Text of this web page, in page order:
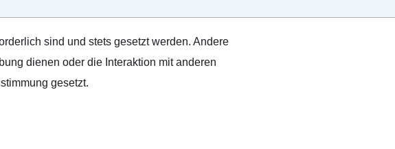
sind und stets gesetzt werden. Andere
dienen oder die Interaktion mit anderen
gesetzt.